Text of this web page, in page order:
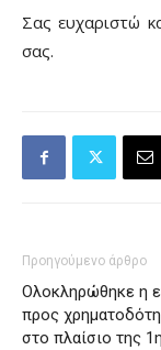
Σας ευχαριστώ
σας.
Προηγούμενο άρθρο
Ολοκληρώθηκε η
προς
στο πλαίσιο της